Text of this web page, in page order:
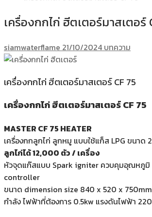
เครื่องกกไก่ ฮีตเตอร์มาสเตอร์​
siamwaterflame 21/10/2024 บทความ
เครื่องกกไก่ ฮีตเตอร์มาสเตอร์ CF 75
เครื่องกกไก่ ฮีตเตอร์มาสเตอร์ CF 75
MASTER CF 75 HEATER
เครื่องกกลูกไก่ ลูกหมู แบบใช้แก็ส LPG ขนาด
ลูกไก่ได้ 12,000 ตัว / เครื่อง
หัวจุดแก๊สแบบ Spark igniter ควบคุมอุณหภู
controller
ขนาด dimension size 840 x 520 x 750mm
กำลัง ไฟฟ้าที่ต้องการ 0.5kw แรงดันไฟฟ้า